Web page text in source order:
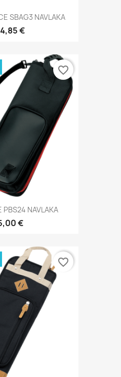
SBAG3 NAVLAKA
€
PBS24 NAVLAKA
€
favorite_border
favorite_border